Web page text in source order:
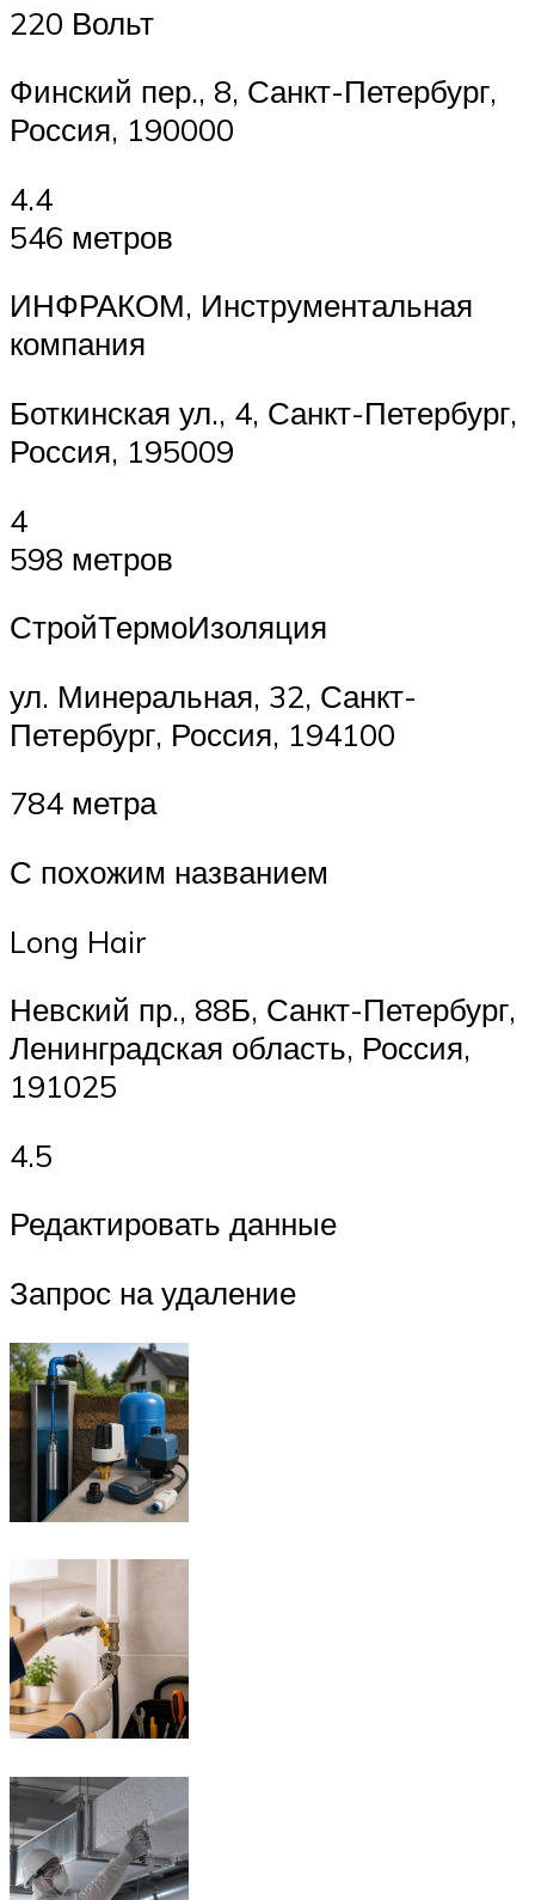
220 Вольт
Финский пер., 8, Санкт-Петербург,
Россия, 190000
4.4
546 метров
ИНФРАКОМ, Инструментальная
компания
Боткинская ул., 4, Санкт-Петербург,
Россия, 195009
4
598 метров
СтройТермоИзоляция
ул. Минеральная, 32, Санкт-
Петербург, Россия, 194100
784 метра
С похожим названием
Long Hair
Невский пр., 88Б, Санкт-Петербург,
Ленинградская область, Россия,
191025
4.5
Редактировать данные
Запрос на удаление